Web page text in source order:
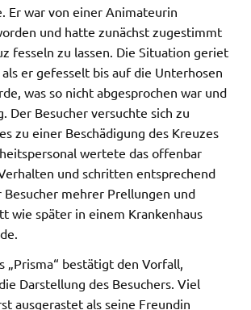
Er war von einer Animateurin
und hatte zunächst zugestimmt
fesseln zu lassen. Die Situation geriet
er gefesselt bis auf die Unterhosen
was so nicht abgesprochen war und
Der Besucher versuchte sich zu
zu einer Beschädigung des Kreuzes
wertete das offenbar
und schritten entsprechend
mehrer Prellungen und
wie später in einem Krankenhaus
„Prisma“ bestätigt den Vorfall,
Darstellung des Besuchers. Viel
ausgerastet als seine Freundin